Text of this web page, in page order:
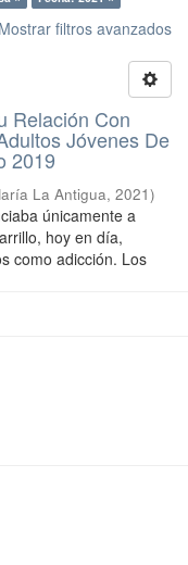
Mostrar filtros avanzados
Relación Con
Jóvenes De
2019
La Antigua, 2021)
únicamente a
hoy en día,
como adicción. Los